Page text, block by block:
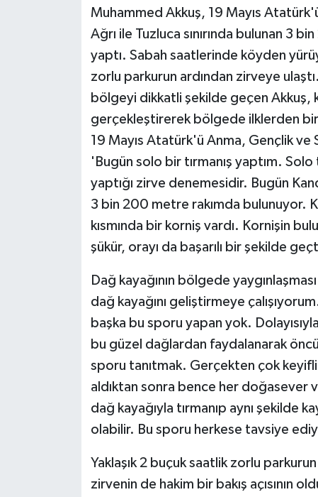
Muhammed Akkuş, 19 Mayıs
Ağrı ile Tuzluca sınırında bulunan 3
yaptı. Sabah saatlerinde köyden
zorlu parkurun ardından zirveye
bölgeyi dikkatli şekilde geçen Akkuş,
gerçekleştirerek bölgede ilklerden biri
19 Mayıs Atatürk'ü Anma, Gençlik ve
'Bugün solo bir tırmanış yaptım.
yaptığı zirve denemesidir. Bugün
3 bin 200 metre rakımda bulunuyor.
kısmında bir korniş vardı. Kornişin
şükür, orayı da başarılı bir şekilde
Dağ kayağının bölgede
dağ kayağını geliştirmeye
başka bu sporu yapan yok.
bu güzel dağlardan faydalanarak
sporu tanıtmak. Gerçekten çok
aldıktan sonra bence her doğasever
dağ kayağıyla tırmanıp aynı şekilde
olabilir. Bu sporu herkese tavsiye
Yaklaşık 2 buçuk saatlik zorlu
zirvenin de hakim bir bakış
Otomobil
POLİTİKA
SPOR HABERLERİ
TEKNOLOJİ
ÜLKE GÜNDEMİ